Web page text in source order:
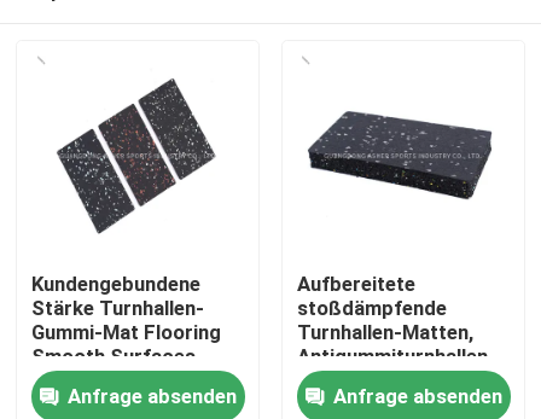
Zu Hause
Produkte
Kundengebundene
Stärke Turnhallen-
Gummi-Mat Flooring
Smooth Surfaces
40mm
Anfrage absenden
Aufbereitete
stoßdämpfende
Turnhallen-Matten,
Antigummiturnhallen-
Bodenbelag des
beleg-15mm
Anfrage absenden